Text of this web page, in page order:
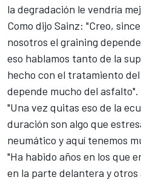
la degradación le vendría
Como dijo Sainz: "Creo,
nosotros el graining
eso hablamos tanto de la
hecho con el tratamiento
depende mucho del asfalto".
"Una vez quitas eso de la
duración son algo que
neumático y aquí tenemos
"Ha habido años en los que
en la parte delantera y